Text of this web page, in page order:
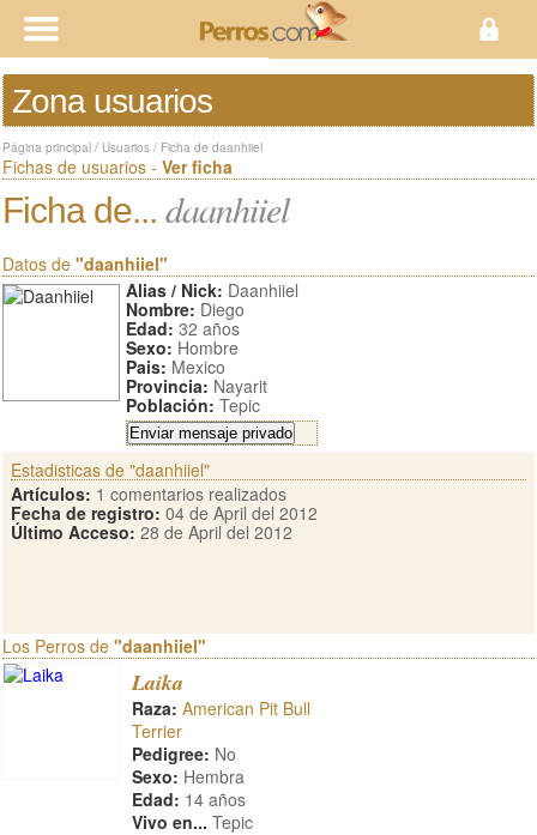
Zona usuarios
Página principal / Usuarios / Ficha de daanhiiel
Fichas de usuarios - Ver ficha
Ficha de... daanhiiel
Datos de "daanhiiel"
Alias / Nick: Daanhiiel
Nombre: Diego
Edad: 32 años
Sexo: Hombre
Pais: Mexico
Provincia: Nayarit
Población: Tepic
Estadisticas de "daanhiiel"
Artículos: 1 comentarios realizados
Fecha de registro: 04 de April del 2012
Último Acceso: 28 de April del 2012
Los Perros de "daanhiiel"
Laika
Raza: American Pit Bull
Terrier
Pedigree: No
Sexo: Hembra
Edad: 14 años
Vivo en... Tepic